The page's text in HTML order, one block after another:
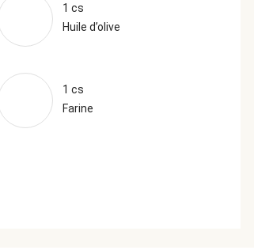
1 cs
Huile d’olive
1 cs
Farine